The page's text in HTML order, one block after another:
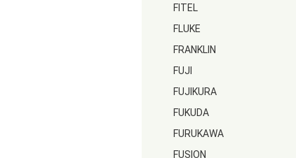
FITEL
FLUKE
FRANKLIN
FUJI
FUJIKURA
FUKUDA
FURUKAWA
FUSION